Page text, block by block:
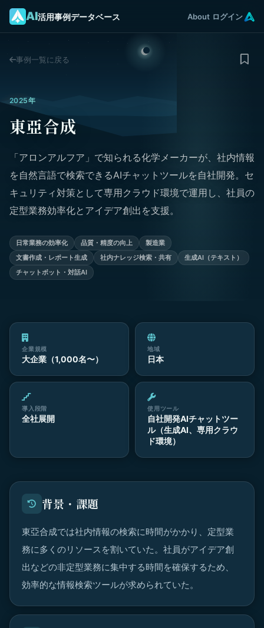
AI活用事例データベース About ログイン
事例一覧に戻る
2025年
東亞合成
「アロンアルフア」で知られる化学メーカーが、社内情報
を自然言語で検索できるAIチャットツールを自社開発。セ
キュリティ対策として専用クラウド環境で運用し、社員の
定型業務効率化とアイデア創出を支援。
日常業務の効率化 品質・精度の向上
製造業
文書作成・レポート生成
社内ナレッジ検索・共有
生成AI（テキスト）
チャットボット・対話AI
企業規模
大企業（1,000名〜）
地域
日本
導入段階
全社展開
使用ツール
自社開発AIチャットツー
ル（生成AI、専用クラウ
ド環境）
背景・課題
東亞合成では社内情報の検索に時間がかかり、定型業
務に多くのリソースを割いていた。社員がアイデア創
出などの非定型業務に集中する時間を確保するため、
効率的な情報検索ツールが求められていた。